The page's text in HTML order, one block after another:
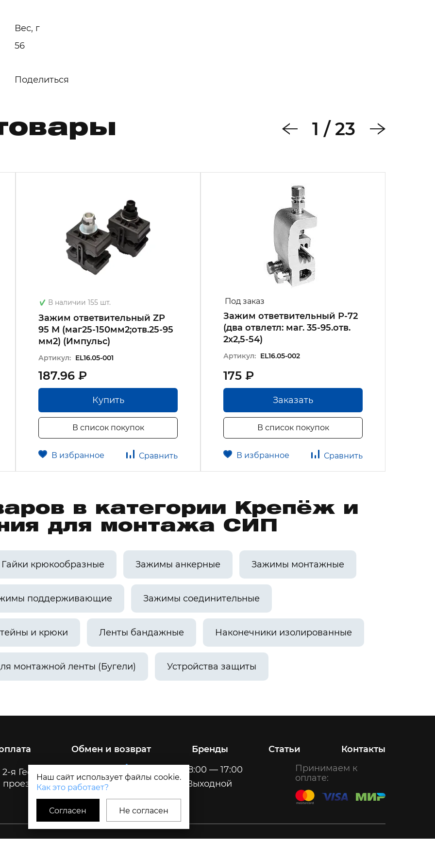
Наш сайт использует файлы cookie.
Как это работает?
Согласен Не согласен
Вес, г
56
Поделиться
1 / 23
В наличии 155 шт.
Зажим ответвительный ZP
95 М (маг25-150мм2;отв.25-95
мм2) (Импульс)
Артикул: EL16.05-001
187.96 ₽
Купить
В список покупок
В избранное Сравнить
Под заказ
Зажим ответвительный Р-72
(два отвлетл: маг. 35-95.отв.
2х2,5-54)
Артикул: EL16.05-002
175 ₽
Заказать
В список покупок
В избранное Сравнить
в категории Крепёж и
для монтажа СИП
Гайки крюкообразные Зажимы анкерные Зажимы монтажные
поддерживающие Зажимы соединительные
и крюки Ленты бандажные Наконечники изолированные
монтажной ленты (Бугели) Устройства защиты
Обмен и возврат Бренды Статьи Контакты
я Геологическая, 32
проезда
8:00 — 17:00
Выходной
Принимаем к
оплате: